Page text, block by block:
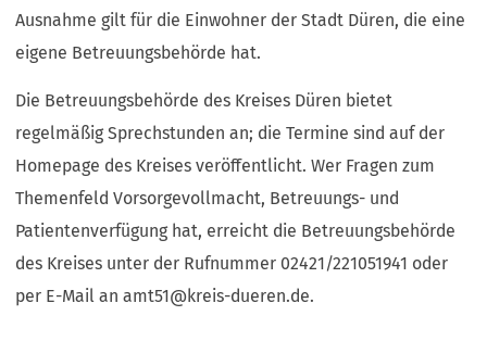
Ausnahme gilt für die Einwohner der Stadt Düren, die eine
eigene Betreuungsbehörde hat.
Die Betreuungsbehörde des Kreises Düren bietet
regelmäßig Sprechstunden an; die Termine sind auf der
Homepage des Kreises veröffentlicht. Wer Fragen zum
Themenfeld Vorsorgevollmacht, Betreuungs- und
Patientenverfügung hat, erreicht die Betreuungsbehörde
des Kreises unter der Rufnummer 02421/221051941 oder
per E-Mail anamt51 kreis-dueren de.